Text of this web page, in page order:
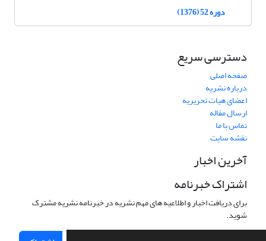
دوره 52 (1376)
دسترسی سریع
صفحه اصلی
درباره نشریه
اعضای هیات تحریریه
ارسال مقاله
تماس با ما
نقشه سایت
آخرین اخبار
اشتراک خبرنامه
برای دریافت اخبار و اطلاعیه های مهم نشریه در خبرنامه نشریه مشترک
شوید.